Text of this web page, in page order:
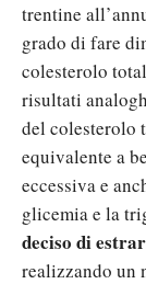
trentine
grado di fare
colesterolo
risultati
del colesterolo
equivalente a
eccessiva e
glicemia e la
deciso di
realizzando un